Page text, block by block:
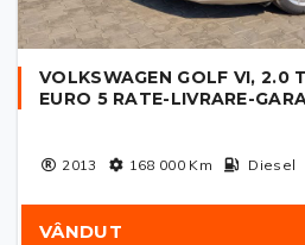
VOLKSWAGEN GOLF VI, 2.0
EURO 5 RATE-LIVRARE-
2013 168 000Km Diesel
VÂNDUT